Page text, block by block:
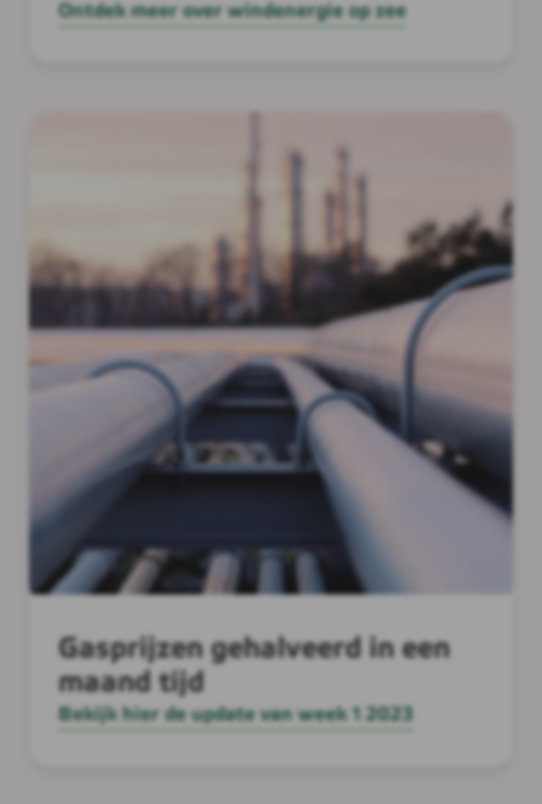
Ontdek meer over windenergie op zee
Gasprijzen gehalveerd in een
maand tijd
Bekijk hier de update van week 1 2023